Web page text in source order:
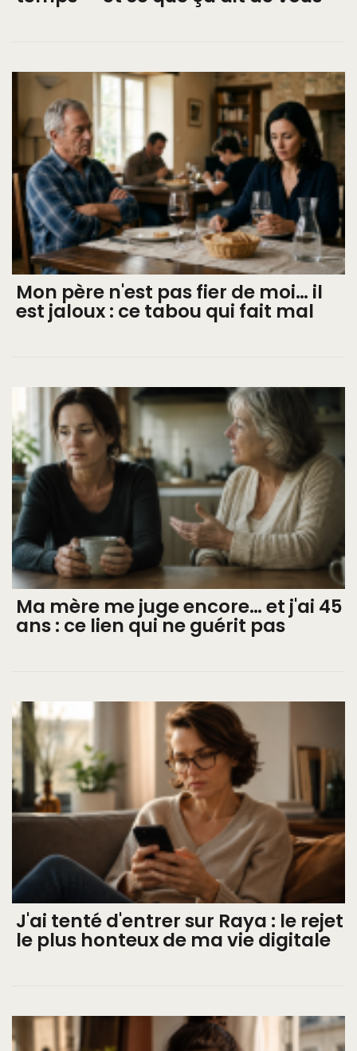
Mon père n'est pas fier de moi… il
est jaloux : ce tabou qui fait mal
Ma mère me juge encore… et j'ai 45
ans : ce lien qui ne guérit pas
J'ai tenté d'entrer sur Raya : le rejet
le plus honteux de ma vie digitale